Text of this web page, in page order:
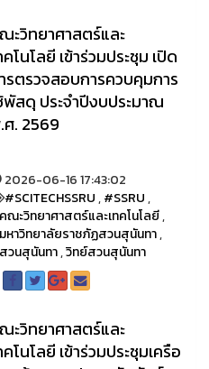
ะวิทยาศาสตร์และ
คโนโลยี เข้าร่วมประชุม เปิด
รตรวจสอบการควบคุมการ
พัสดุ ประจำปีงบประมาณ
. 2569
2026-06-16 17:43:02
#SCITECHSSRU,#SSRU,
ณะวิทยาศาสตร์และเทคโนโลยี,
หาวิทยาลัยราชภัฏสวนสุนันทา,
วนสุนันทา,วิทย์สวนสุนันทา
ะวิทยาศาสตร์และ
คโนโลยี เข้าร่วมประชุมเครือ